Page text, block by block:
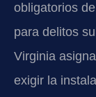
obligatorios
para delitos
Virginia
exigir la